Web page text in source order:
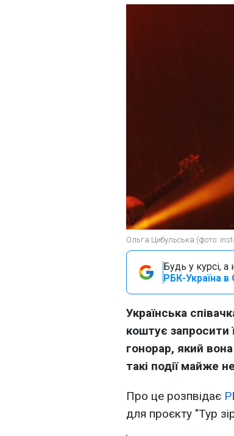
Ольга Цибульська (фото:
Будь у курсі, а
РБК-Україна в
Українська
коштує запросити
гонорар, який
такі події майже
Про це розпвідає
для проєкту "Тур